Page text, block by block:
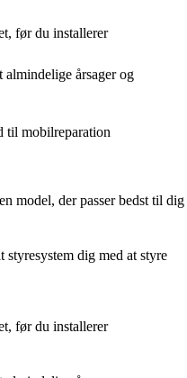
før du installerer
årsager og
til mobilreparation
model, der passer bedst til dig
dig med at styre
før du installerer